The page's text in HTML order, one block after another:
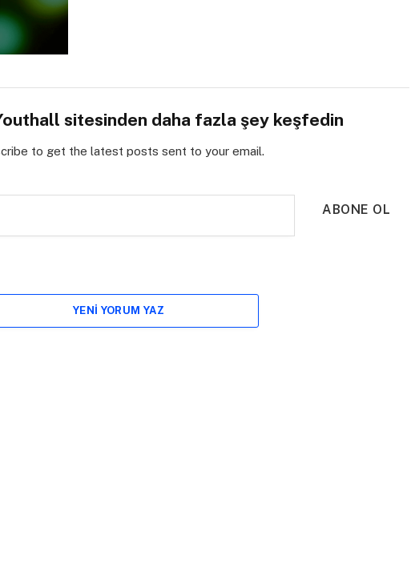
sitesinden daha fazla şey keşfedin
to get the latest posts sent to your email.
ABONE OL
YENI YORUM YAZ